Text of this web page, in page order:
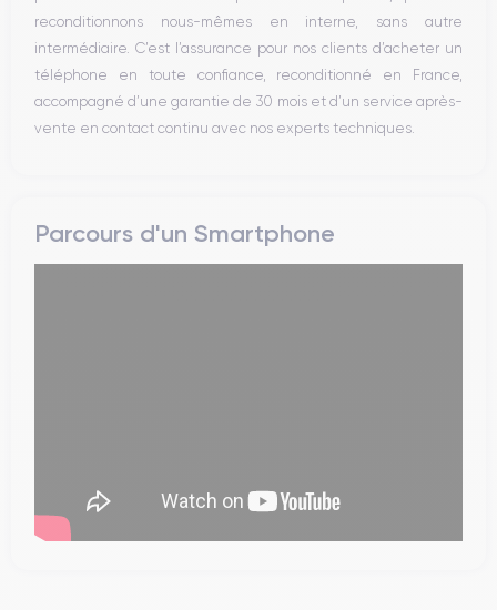
reconditionnons nous-mêmes en interne, sans autre
intermédiaire. C’est l’assurance pour nos clients d’acheter un
téléphone en toute confiance, reconditionné en France,
accompagné d’une garantie de 30 mois et d’un service après-
vente en contact continu avec nos experts techniques.
Parcours d'un Smartphone